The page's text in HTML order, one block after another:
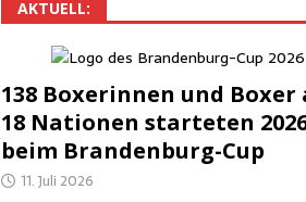
AKTU­ELL:
138 Boxe­rin­nen und Boxer
18 Natio­nen star­te­ten
beim Brandenburg-Cup
11. Juli 2026